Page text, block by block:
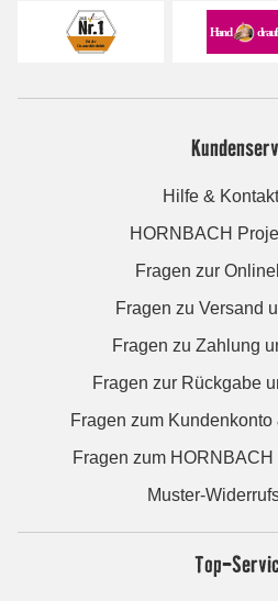
Hilfe &
HORNBACH
Fragen zur
Fragen zu Versand
Fragen zu Zahlung
Fragen zur Rückgabe
Fragen zum
Fragen zum
Muster-
Top-